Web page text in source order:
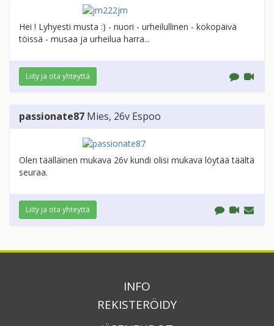
Hei ! Lyhyesti musta :) - nuori - urheilullinen - kokopäivä
töissä - musaa ja urheilua harra...
Liity ja ota yhteyttä
passionate87 Mies, 26v Espoo
Olen täälläinen mukava 26v kundi olisi mukava löytää täältä
seuraa.
Liity ja ota yhteyttä
INFO
REKISTERÖIDY